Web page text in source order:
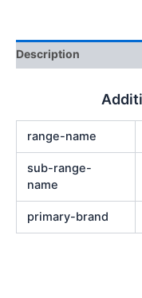
Description
range-name
sub-range-
name
primary-brand